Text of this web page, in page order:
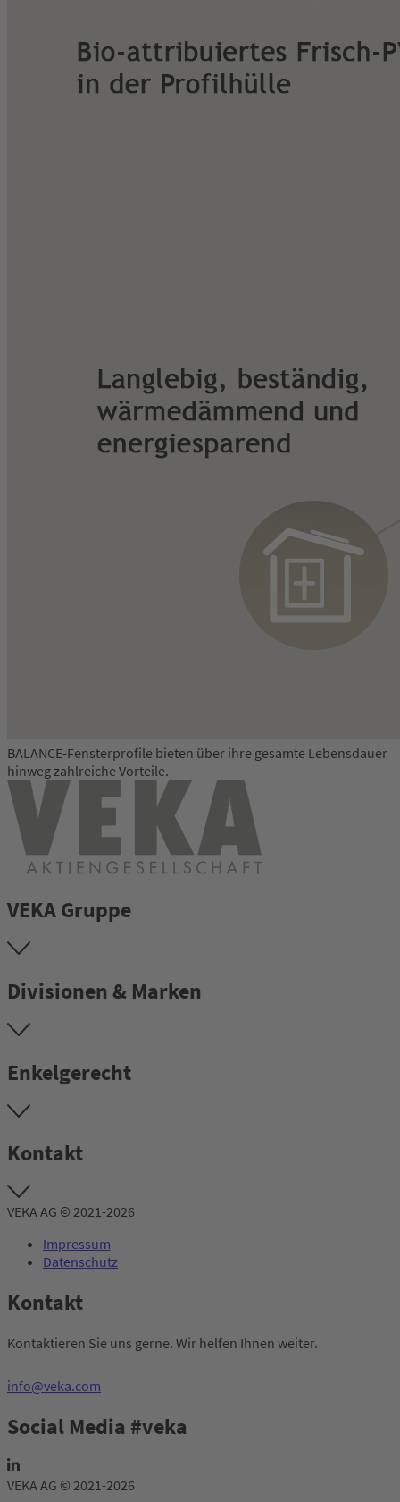
BALANCE-Fensterprofile bieten über ihre gesamte Lebensdauer
hinweg zahlreiche Vorteile.
VEKA Gruppe
Divisionen & Marken
Enkelgerecht
Kontakt
VEKA AG © 2021-2026
Impressum
Datenschutz
Kontakt
Kontaktieren Sie uns gerne. Wir helfen Ihnen weiter.
info@veka.com
Social Media #veka
VEKA AG © 2021-2026